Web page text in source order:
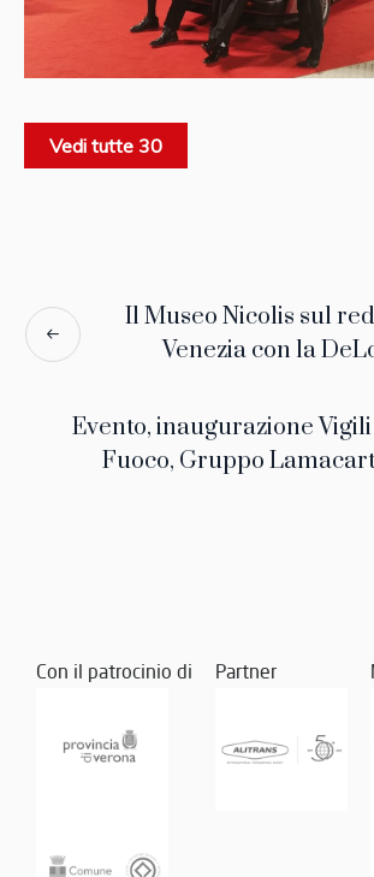
Vedi tutte 30
Il Museo Nicolis sul
Venezia con la
Evento, inaugurazione
Fuoco, Gruppo
Con il patrocinio di Partner